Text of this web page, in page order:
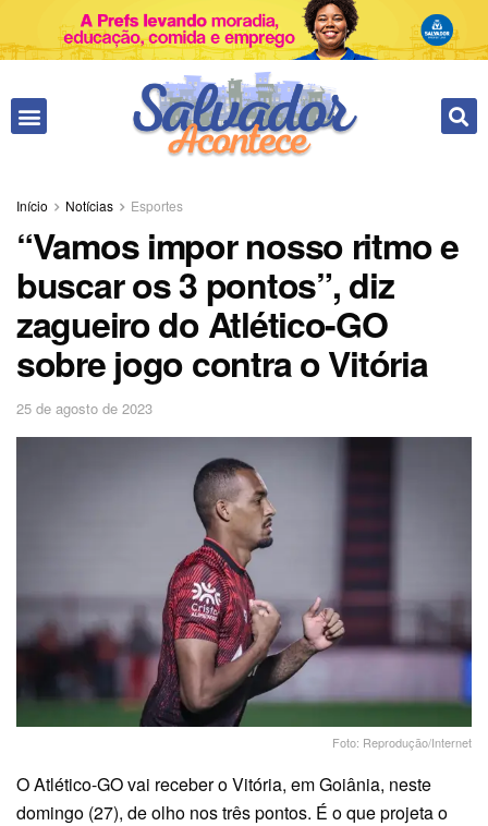
Início Notícias Esportes
“Vamos impor nosso ritmo e
buscar os 3 pontos”, diz
zagueiro do Atlético-GO
sobre jogo contra o Vitória
25 de agosto de 2023
Foto: Reprodução/Internet
O Atlético-GO vai receber o Vitória, em Goiânia, neste
domingo (27), de olho nos três pontos. É o que projeta o